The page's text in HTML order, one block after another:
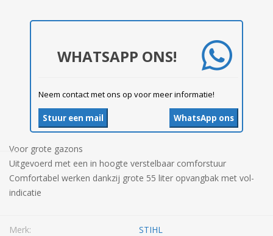
WHATSAPP ONS!
Neem contact met ons op voor meer informatie!
WhatsApp ons
Stuur een mail
Voor grote gazons
Uitgevoerd met een in hoogte verstelbaar comforstuur
Comfortabel werken dankzij grote 55 liter opvangbak met vol-
indicatie
Merk: STIHL